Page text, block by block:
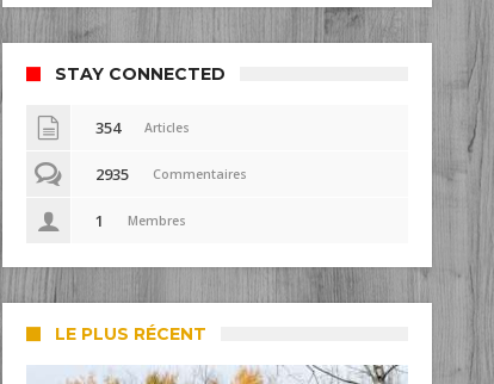
STAY CONNECTED
354 Articles
2935 Commentaires
1 Membres
LE PLUS RÉCENT